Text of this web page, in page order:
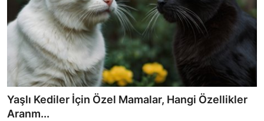
REKLAM
KEDİ CİNSLERİ
KEDİPEDİA
KEDİ BAKIMI
Yaşlı Kediler İçin Özel Mamalar, Hangi Özellikler
Aranm...